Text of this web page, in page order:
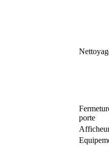
porte